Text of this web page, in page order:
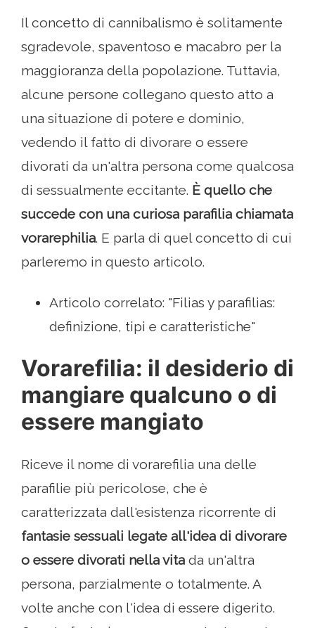
Il concetto di cannibalismo è solitamente
sgradevole, spaventoso e macabro per la
maggioranza della popolazione. Tuttavia,
alcune persone collegano questo atto a
una situazione di potere e dominio,
vedendo il fatto di divorare o essere
divorati da un'altra persona come qualcosa
di sessualmente eccitante. È quello che
succede con una curiosa parafilia chiamata
vorarephilia. E parla di quel concetto di cui
parleremo in questo articolo.
Articolo correlato: "Filias y parafilias:
definizione, tipi e caratteristiche"
Vorarefilia: il desiderio di
mangiare qualcuno o di
essere mangiato
Riceve il nome di vorarefilia una delle
parafilie più pericolose, che è
caratterizzata dall'esistenza ricorrente di
fantasie sessuali legate all'idea di divorare
o essere divorati nella vita da un'altra
persona, parzialmente o totalmente. A
volte anche con l'idea di essere digerito.